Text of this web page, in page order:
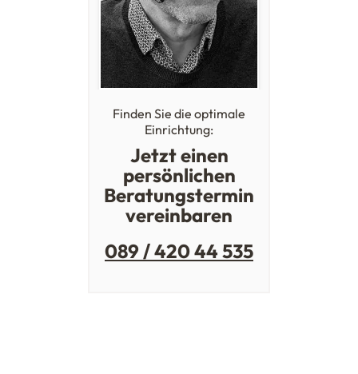
Finden Sie die optimale
Einrichtung:
Jetzt einen
persönlichen
Beratungstermin
vereinbaren
089 / 420 44 535